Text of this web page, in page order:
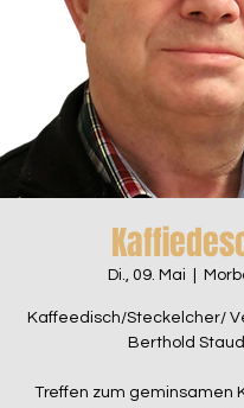
Di., 09. Mai
Kaffeedisch/Steckelcher/
Berthold
Treffen zum geminsamen